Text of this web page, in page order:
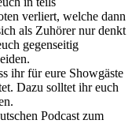
verliert, welche dann
als Zuhörer nur denkt
gegenseitig
ihr für eure Showgäste
Dazu solltet ihr euch
Podcast zum